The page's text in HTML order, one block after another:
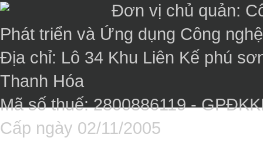
Đơn vị chủ quản:
Phát triển và Ứng dụng Công
Địa chỉ: Lô 34 Khu Liên Kế phú
Thanh Hóa
Mã số thuế: 2800886119 -
Cấp ngày 02/11/2005